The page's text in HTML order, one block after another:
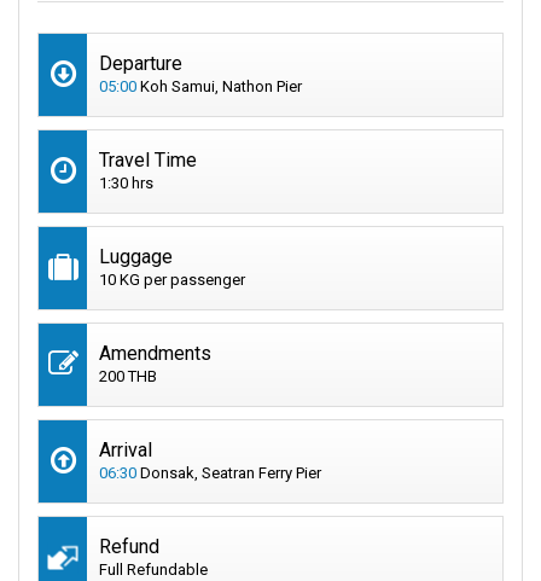
Departure
05:00 Koh Samui, Nathon Pier
Travel Time
1:30 hrs
Luggage
10 KG per passenger
Amendments
200 THB
Arrival
06:30 Donsak, Seatran Ferry Pier
Refund
Full Refundable